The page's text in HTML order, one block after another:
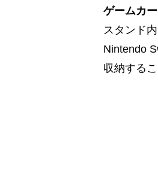
ゲームカ
スタンド
Nintendo
収納する